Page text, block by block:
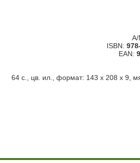
A/
ISBN:
EAN:
64 с., цв. ил., формат: 143 х 208 x 9,